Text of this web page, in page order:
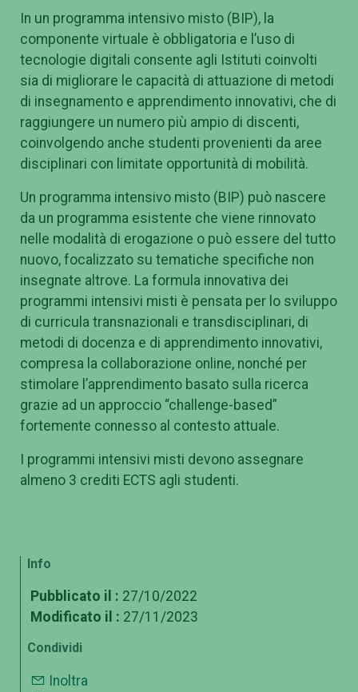
In un programma intensivo misto (BIP), la
componente virtuale è obbligatoria e l’uso di
tecnologie digitali consente agli Istituti coinvolti
sia di migliorare le capacità di attuazione di metodi
di insegnamento e apprendimento innovativi, che di
raggiungere un numero più ampio di discenti,
coinvolgendo anche studenti provenienti da aree
disciplinari con limitate opportunità di mobilità.
Un programma intensivo misto (BIP) può nascere
da un programma esistente che viene rinnovato
nelle modalità di erogazione o può essere del tutto
nuovo, focalizzato su tematiche specifiche non
insegnate altrove. La formula innovativa dei
programmi intensivi misti è pensata per lo sviluppo
di curricula transnazionali e transdisciplinari, di
metodi di docenza e di apprendimento innovativi,
compresa la collaborazione online, nonché per
stimolare l’apprendimento basato sulla ricerca
grazie ad un approccio “challenge-based”
fortemente connesso al contesto attuale.
I programmi intensivi misti devono assegnare
almeno 3 crediti ECTS agli studenti.
Info
Pubblicato il : 27/10/2022
Modificato il : 27/11/2023
Condividi
Inoltra